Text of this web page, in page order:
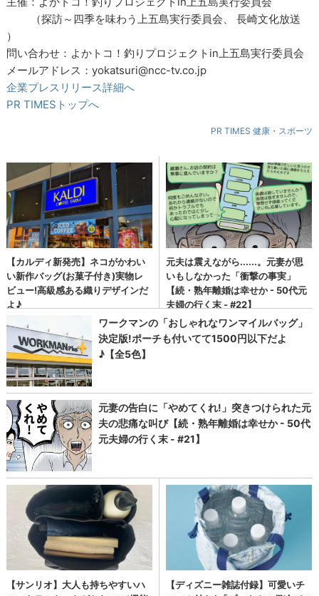
（探訪～四季を味わう上五島実行委員会、 長崎文化放送
）
問い合わせ：よかトコ！釣りプロジェクトin上五島実行委員会
メールアドレス：yokatsuri@ncc-tv.co.jp
企業プレスリリース詳細へ
PR TIMESトップへ
PR TIMES 健康・スポーツ